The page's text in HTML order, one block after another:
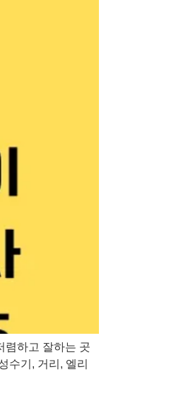
렴하고 잘하는 곳
수기, 거리, 엘리